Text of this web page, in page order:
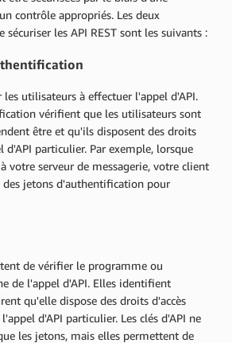
contrôle appropriés. Les deux
sécuriser les API REST sont les suivants :
les utilisateurs à effectuer l'appel d'API.
vérifient que les utilisateurs sont
être et qu'ils disposent des droits
d'API particulier. Par exemple, lorsque
votre serveur de messagerie, votre client
des jetons d'authentification pour
de vérifier le programme ou
de l'appel d'API. Elles identifient
qu'elle dispose des droits d'accès
d'API particulier. Les clés d'API ne
les jetons, mais elles permettent de